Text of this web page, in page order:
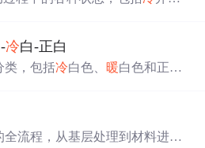
冷白-正白
类，包括冷白色、 暖白色和正白
不同颜色灯光对应的灯珠选型
全流程，从基层处理到材料进